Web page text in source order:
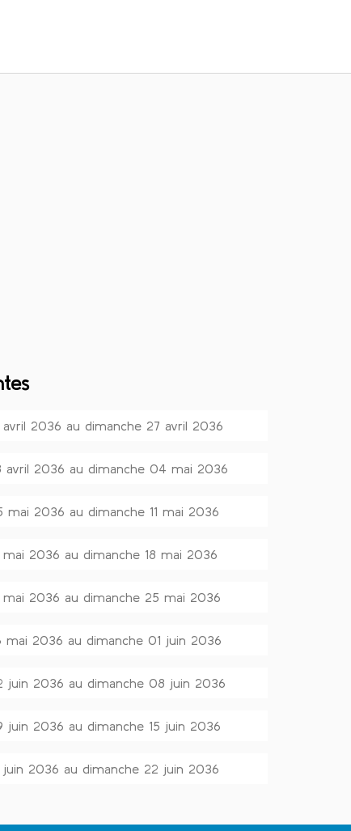
avril 2036 au dimanche 27 avril 2036
avril 2036 au dimanche 04 mai 2036
mai 2036 au dimanche 11 mai 2036
mai 2036 au dimanche 18 mai 2036
mai 2036 au dimanche 25 mai 2036
mai 2036 au dimanche 01 juin 2036
juin 2036 au dimanche 08 juin 2036
juin 2036 au dimanche 15 juin 2036
juin 2036 au dimanche 22 juin 2036